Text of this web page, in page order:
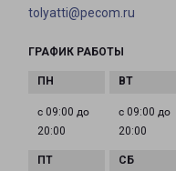
tolyatti@pecom.ru
ГРАФИК РАБОТЫ
с 09:00 до
20:00
с 09:00 до
20:00